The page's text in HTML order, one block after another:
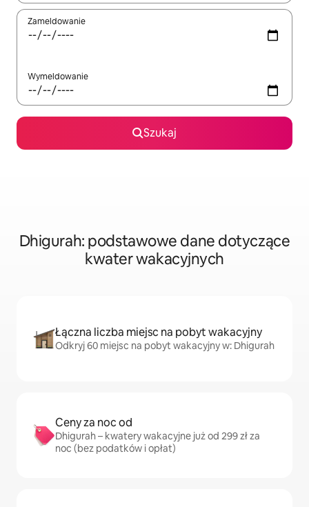
Zameldowanie
Wymeldowanie
Szukaj
Dhigurah: podstawowe dane dotyczące
kwater wakacyjnych
Łączna liczba miejsc na pobyt wakacyjny
Odkryj 60 miejsc na pobyt wakacyjny w: Dhigurah
Ceny za noc od
Dhigurah – kwatery wakacyjne już od 299 zł za
noc (bez podatków i opłat)